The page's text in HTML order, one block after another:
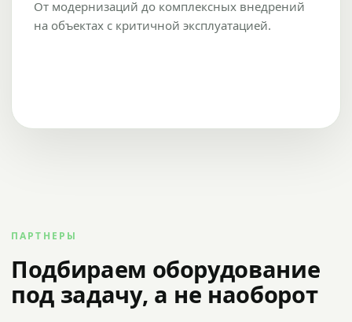
От модернизаций до комплексных внедрений
на объектах с критичной эксплуатацией.
ПАРТНЕРЫ
Подбираем оборудование
под задачу, а не наоборот